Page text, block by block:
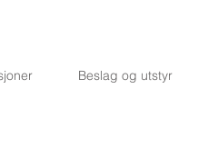
Beslag og utstyr